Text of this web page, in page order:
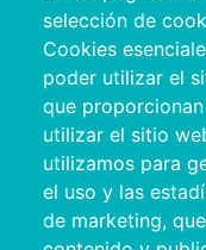
selección de
Cookies
poder utilizar el
que
utilizar el sitio
utilizamos para
el uso y las
de marketing,
+34